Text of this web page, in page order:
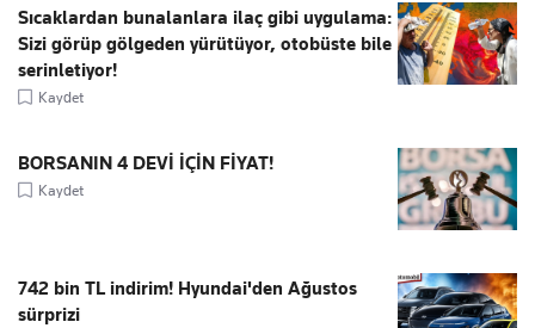
Sıcaklardan bunalanlara ilaç gibi uygulama:
Sizi görüp gölgeden yürütüyor, otobüste bile
serinletiyor!
Kaydet
BORSANIN 4 DEVİ İÇİN FİYAT!
Kaydet
742 bin TL indirim! Hyundai'den Ağustos
sürprizi